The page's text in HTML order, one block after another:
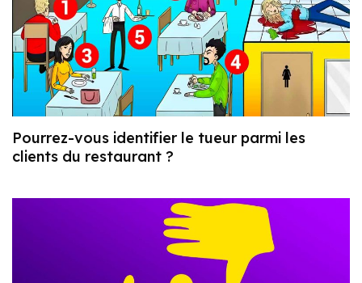
Pourrez-vous identifier le tueur parmi les
clients du restaurant ?